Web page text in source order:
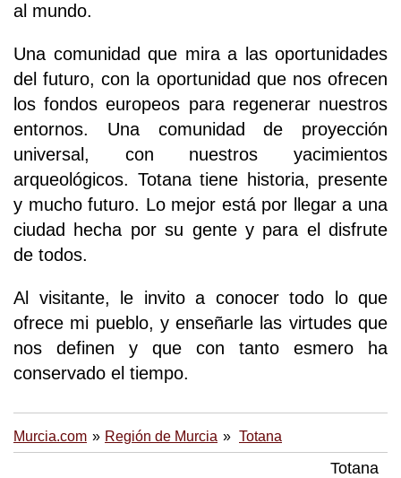
al mundo.
Una comunidad que mira a las oportunidades
del futuro, con la oportunidad que nos ofrecen
los fondos europeos para regenerar nuestros
entornos. Una comunidad de proyección
universal, con nuestros yacimientos
arqueológicos. Totana tiene historia, presente
y mucho futuro. Lo mejor está por llegar a una
ciudad hecha por su gente y para el disfrute
de todos.
Al visitante, le invito a conocer todo lo que
ofrece mi pueblo, y enseñarle las virtudes que
nos definen y que con tanto esmero ha
conservado el tiempo.
Murcia.com Región de Murcia Totana
Totana